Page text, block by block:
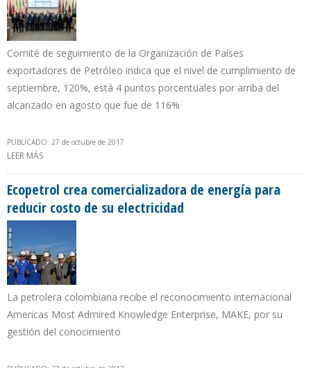
Comité de seguimiento de la Organización de Países
exportadores de Petróleo indica que el nivel de cumplimiento de
septiembre, 120%, está 4 puntos porcentuales por arriba del
alcanzado en agosto que fue de 116%
PUBLICADO: 27 de octubre de 2017
LEER MÁS
Ecopetrol crea comercializadora de energía para
reducir costo de su electricidad
La petrolera colombiana recibe el reconocimiento internacional
Americas Most Admired Knowledge Enterprise, MAKE, por su
gestión del conocimiento